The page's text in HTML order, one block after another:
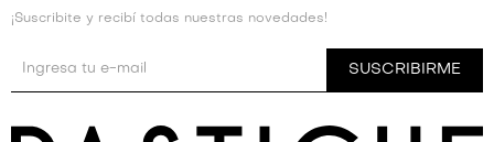
¡Suscribite y recibí todas nuestras novedades!
SUSCRIBIRME